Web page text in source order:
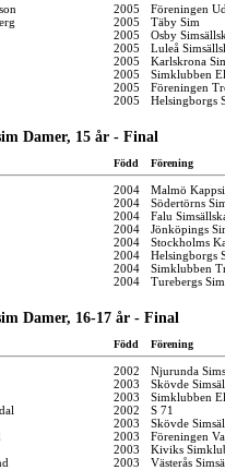
2005
Föreningen
2005
Täby Sim
2005
Osby
2005
Luleå
2005
Karlskrona
2005
Simklubben
2005
Föreningen
2005 Helsingborgs
Damer, 15 år - Final
Född Förening
2004
Malmö
2004
Södertörns
2004
Falu
2004
Jönköpings
2004
Stockholms
2004
Helsingborgs
2004
Simklubben
2004 Turebergs
Damer, 16-17 år - Final
Född Förening
2002
Njurunda
2003
Skövde
2003
Simklubben
2002
S 71
2003
Skövde
2003
Föreningen
2003
Kiviks
2003 Västerås